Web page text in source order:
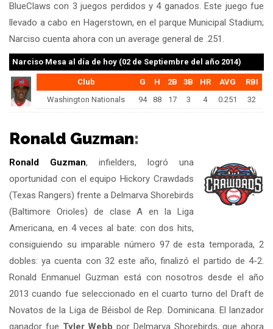
BlueClaws con 3 juegos perdidos y 4 ganados. Este juego fue
llevado a cabo en Hagerstown, en el parque Municipal Stadium;
Narciso cuenta ahora con un average general de .251.
Narciso Mesa al día de hoy (02 de Septiembre del año 2014)
Club G H 2B 3B HR AVG
RBI
Washington Nationals
94 88 17 3 4 0.251 32
Ronald Guzman:
Ronald Guzman, infielders, logró una
oportunidad con el equipo Hickory Crawdads
(Texas Rangers) frente a Delmarva Shorebirds
(Baltimore Orioles) de clase A en la Liga
Americana, en 4 veces al bate: con dos hits,
consiguiendo su imparable número 97 de esta temporada, 2
dobles: ya cuenta con 32 este año, finalizó el partido de 4-2.
Ronald Enmanuel Guzman está con nosotros desde el año
2013 cuando fue seleccionado en el cuarto turno del Draft de
Novatos de la Liga de Béisbol de Rep. Dominicana. El lanzador
ganador fue Tyler Webb por Delmarva Shorebirds, que ahora